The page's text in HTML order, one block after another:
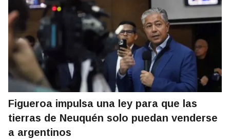
Figueroa impulsa una ley para que las
tierras de Neuquén solo puedan venderse
a argentinos